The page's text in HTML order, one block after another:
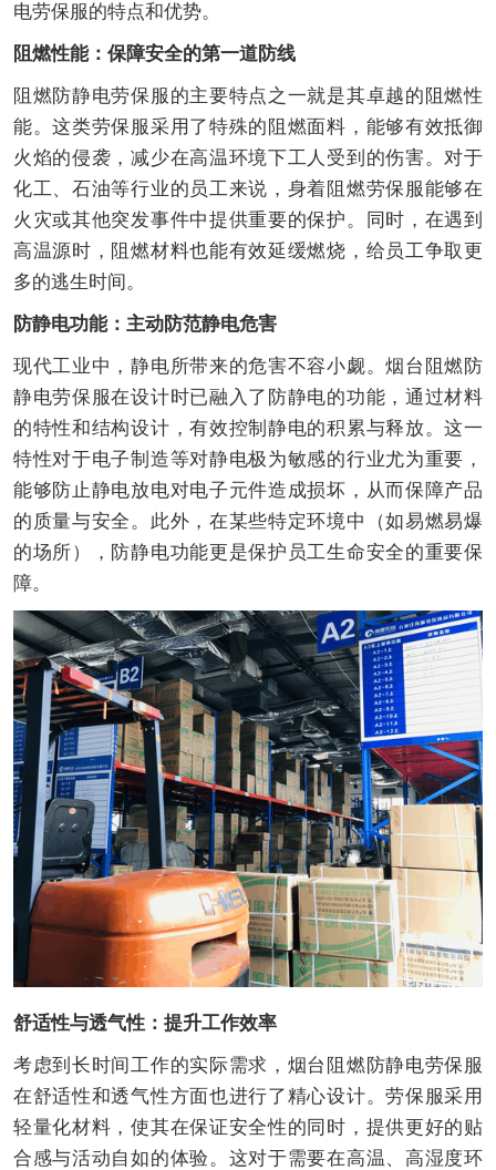
电劳保服的特点和优势。
阻燃性能：保障安全的第一道防线
阻燃防静电劳保服的主要特点之一就是其卓越的阻燃性
能。这类劳保服采用了特殊的阻燃面料，能够有效抵御
火焰的侵袭，减少在高温环境下工人受到的伤害。对于
化工、石油等行业的员工来说，身着阻燃劳保服能够在
火灾或其他突发事件中提供重要的保护。同时，在遇到
高温源时，阻燃材料也能有效延缓燃烧，给员工争取更
多的逃生时间。
防静电功能：主动防范静电危害
现代工业中，静电所带来的危害不容小觑。烟台阻燃防
静电劳保服在设计时已融入了防静电的功能，通过材料
的特性和结构设计，有效控制静电的积累与释放。这一
特性对于电子制造等对静电极为敏感的行业尤为重要，
能够防止静电放电对电子元件造成损坏，从而保障产品
的质量与安全。此外，在某些特定环境中（如易燃易爆
的场所），防静电功能更是保护员工生命安全的重要保
障。
舒适性与透气性：提升工作效率
考虑到长时间工作的实际需求，烟台阻燃防静电劳保服
在舒适性和透气性方面也进行了精心设计。劳保服采用
轻量化材料，使其在保证安全性的同时，提供更好的贴
合感与活动自如的体验。这对于需要在高温、高湿度环